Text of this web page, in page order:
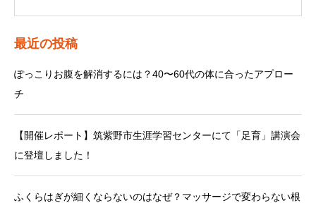
最近の投稿
ぽっこりお腹を解消するには？40〜60代の体に合ったアプロー
チ
【開催レポート】筑紫野市生涯学習センターにて「足育」講演会
に登壇しました！
ふくらはぎが細くならないのはなぜ？マッサージで変わらない根